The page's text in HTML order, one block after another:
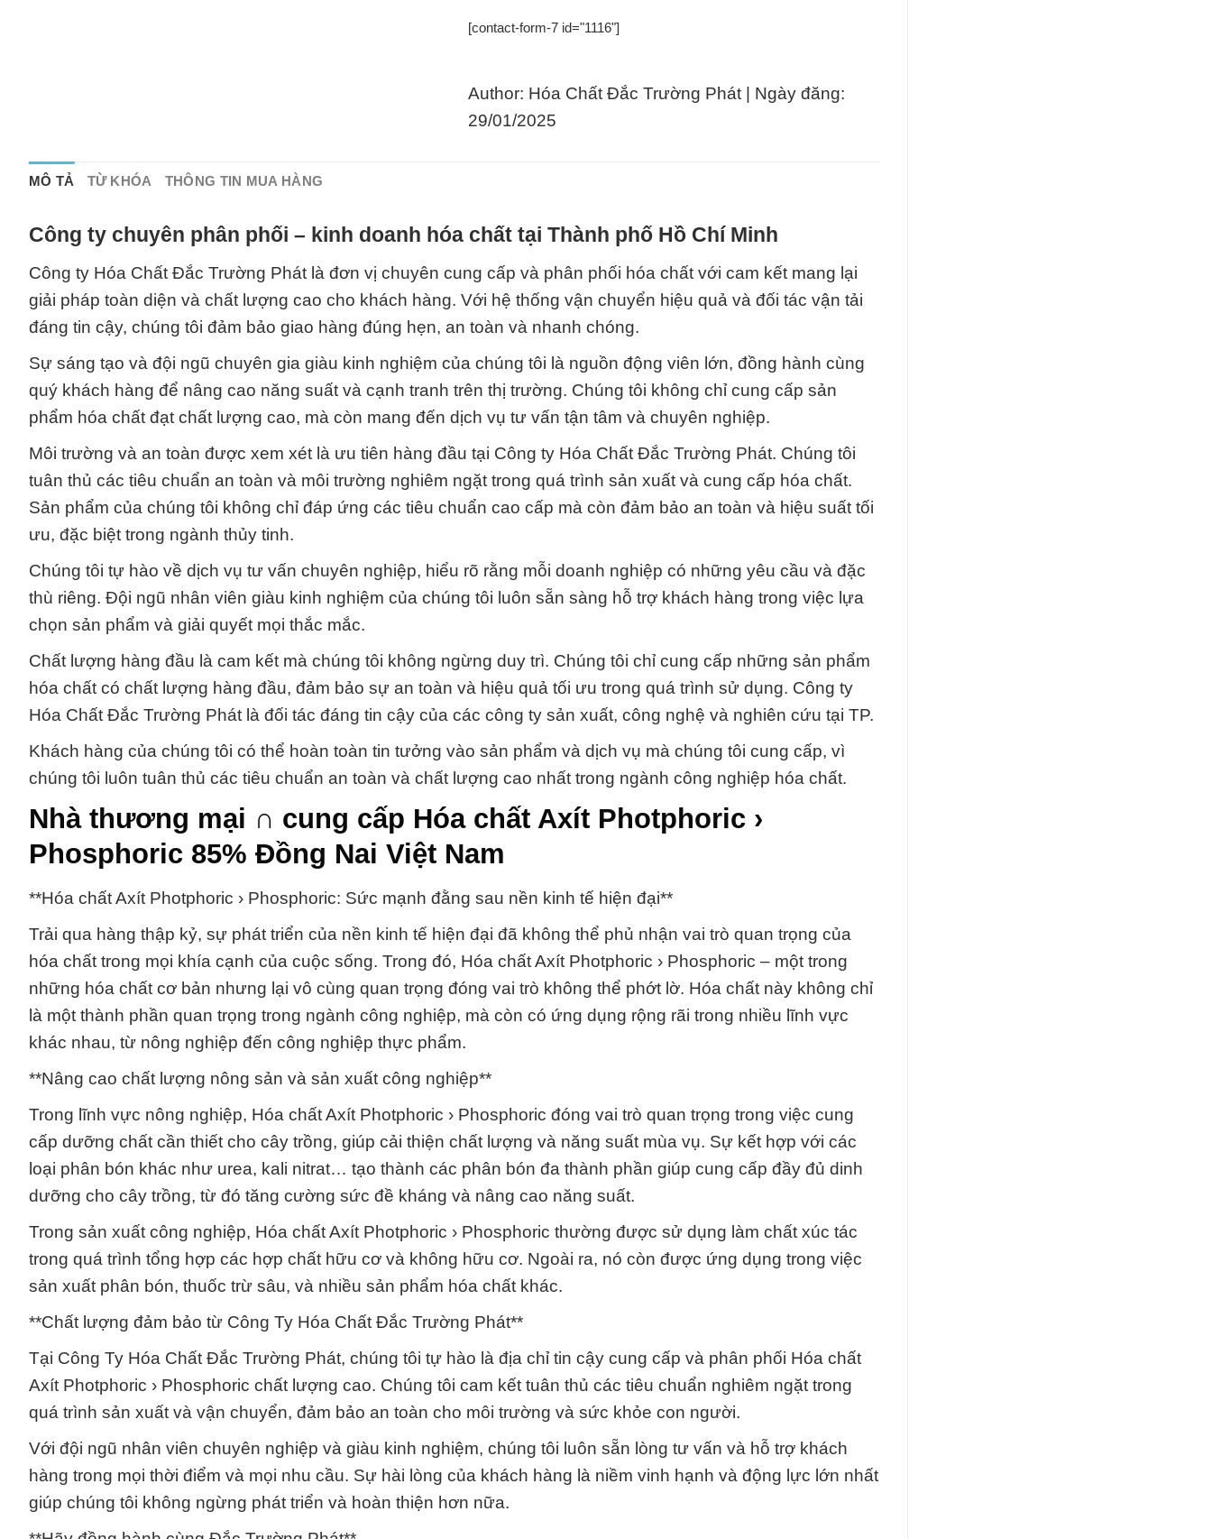
[contact-form-7 id="1116"]
Author: Hóa Chất Đắc Trường Phát | Ngày đăng:
29/01/2025
MÔ TẢ TỪ KHÓA THÔNG TIN MUA HÀNG
Công ty chuyên phân phối – kinh doanh hóa chất tại Thành phố Hồ Chí Minh
Công ty Hóa Chất Đắc Trường Phát là đơn vị chuyên cung cấp và phân phối hóa chất với cam kết mang lại
giải pháp toàn diện và chất lượng cao cho khách hàng. Với hệ thống vận chuyển hiệu quả và đối tác vận tải
đáng tin cậy, chúng tôi đảm bảo giao hàng đúng hẹn, an toàn và nhanh chóng.
Sự sáng tạo và đội ngũ chuyên gia giàu kinh nghiệm của chúng tôi là nguồn động viên lớn, đồng hành cùng
quý khách hàng để nâng cao năng suất và cạnh tranh trên thị trường. Chúng tôi không chỉ cung cấp sản
phẩm hóa chất đạt chất lượng cao, mà còn mang đến dịch vụ tư vấn tận tâm và chuyên nghiệp.
Môi trường và an toàn được xem xét là ưu tiên hàng đầu tại Công ty Hóa Chất Đắc Trường Phát. Chúng tôi
tuân thủ các tiêu chuẩn an toàn và môi trường nghiêm ngặt trong quá trình sản xuất và cung cấp hóa chất.
Sản phẩm của chúng tôi không chỉ đáp ứng các tiêu chuẩn cao cấp mà còn đảm bảo an toàn và hiệu suất tối
ưu, đặc biệt trong ngành thủy tinh.
Chúng tôi tự hào về dịch vụ tư vấn chuyên nghiệp, hiểu rõ rằng mỗi doanh nghiệp có những yêu cầu và đặc
thù riêng. Đội ngũ nhân viên giàu kinh nghiệm của chúng tôi luôn sẵn sàng hỗ trợ khách hàng trong việc lựa
chọn sản phẩm và giải quyết mọi thắc mắc.
Chất lượng hàng đầu là cam kết mà chúng tôi không ngừng duy trì. Chúng tôi chỉ cung cấp những sản phẩm
hóa chất có chất lượng hàng đầu, đảm bảo sự an toàn và hiệu quả tối ưu trong quá trình sử dụng. Công ty
Hóa Chất Đắc Trường Phát là đối tác đáng tin cậy của các công ty sản xuất, công nghệ và nghiên cứu tại TP.
Khách hàng của chúng tôi có thể hoàn toàn tin tưởng vào sản phẩm và dịch vụ mà chúng tôi cung cấp, vì
chúng tôi luôn tuân thủ các tiêu chuẩn an toàn và chất lượng cao nhất trong ngành công nghiệp hóa chất.
Nhà thương mại ∩ cung cấp Hóa chất Axít Photphoric ›
Phosphoric 85% Đồng Nai Việt Nam
**Hóa chất Axít Photphoric › Phosphoric: Sức mạnh đằng sau nền kinh tế hiện đại**
Trải qua hàng thập kỷ, sự phát triển của nền kinh tế hiện đại đã không thể phủ nhận vai trò quan trọng của
hóa chất trong mọi khía cạnh của cuộc sống. Trong đó, Hóa chất Axít Photphoric › Phosphoric – một trong
những hóa chất cơ bản nhưng lại vô cùng quan trọng đóng vai trò không thể phớt lờ. Hóa chất này không chỉ
là một thành phần quan trọng trong ngành công nghiệp, mà còn có ứng dụng rộng rãi trong nhiều lĩnh vực
khác nhau, từ nông nghiệp đến công nghiệp thực phẩm.
**Nâng cao chất lượng nông sản và sản xuất công nghiệp**
Trong lĩnh vực nông nghiệp, Hóa chất Axít Photphoric › Phosphoric đóng vai trò quan trọng trong việc cung
cấp dưỡng chất cần thiết cho cây trồng, giúp cải thiện chất lượng và năng suất mùa vụ. Sự kết hợp với các
loại phân bón khác như urea, kali nitrat… tạo thành các phân bón đa thành phần giúp cung cấp đầy đủ dinh
dưỡng cho cây trồng, từ đó tăng cường sức đề kháng và nâng cao năng suất.
Trong sản xuất công nghiệp, Hóa chất Axít Photphoric › Phosphoric thường được sử dụng làm chất xúc tác
trong quá trình tổng hợp các hợp chất hữu cơ và không hữu cơ. Ngoài ra, nó còn được ứng dụng trong việc
sản xuất phân bón, thuốc trừ sâu, và nhiều sản phẩm hóa chất khác.
**Chất lượng đảm bảo từ Công Ty Hóa Chất Đắc Trường Phát**
Tại Công Ty Hóa Chất Đắc Trường Phát, chúng tôi tự hào là địa chỉ tin cậy cung cấp và phân phối Hóa chất
Axít Photphoric › Phosphoric chất lượng cao. Chúng tôi cam kết tuân thủ các tiêu chuẩn nghiêm ngặt trong
quá trình sản xuất và vận chuyển, đảm bảo an toàn cho môi trường và sức khỏe con người.
Với đội ngũ nhân viên chuyên nghiệp và giàu kinh nghiệm, chúng tôi luôn sẵn lòng tư vấn và hỗ trợ khách
hàng trong mọi thời điểm và mọi nhu cầu. Sự hài lòng của khách hàng là niềm vinh hạnh và động lực lớn nhất
giúp chúng tôi không ngừng phát triển và hoàn thiện hơn nữa.